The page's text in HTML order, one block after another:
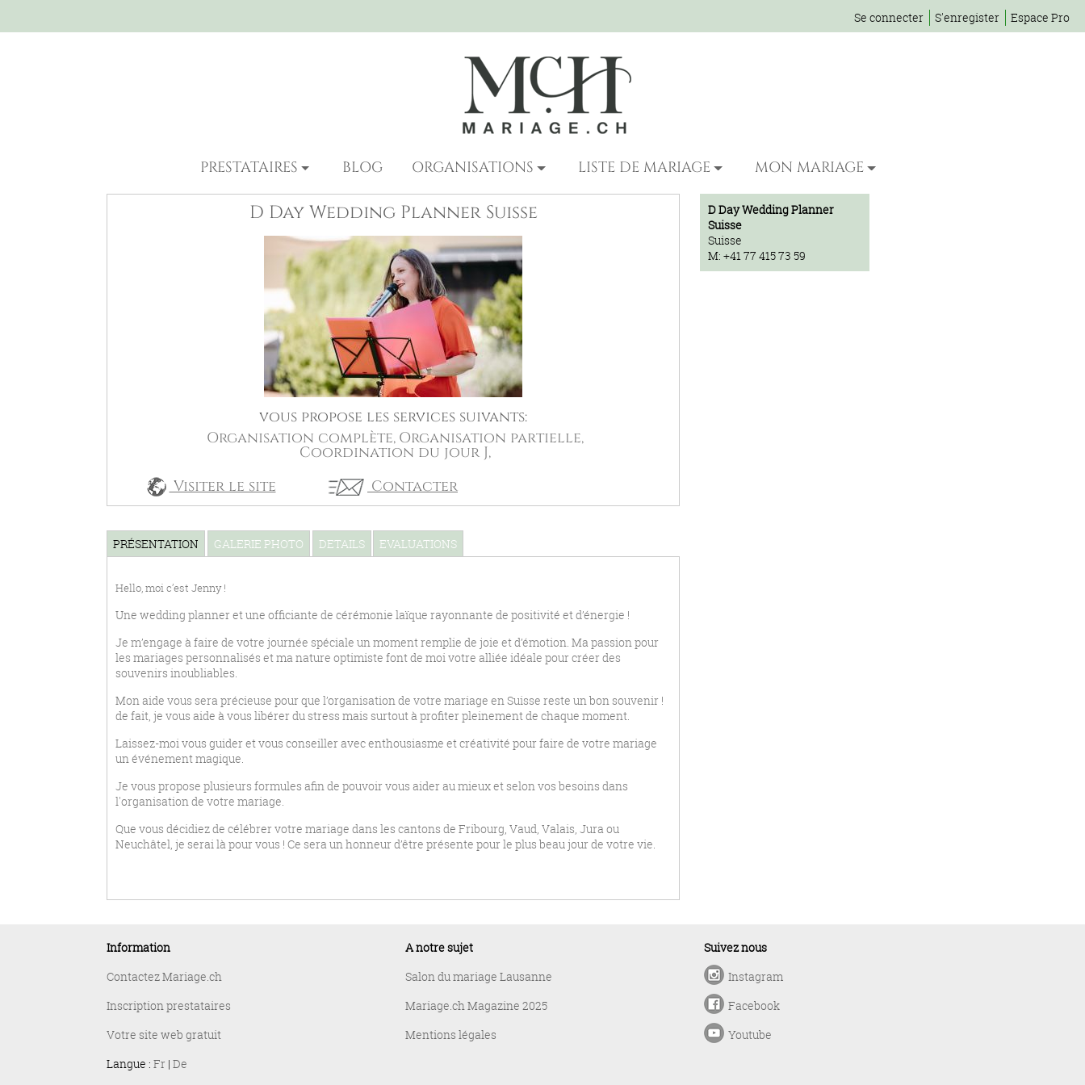
Se connecter S'enregister Espace Pro
PRESTATAIRES BLOG ORGANISATIONS LISTE DE MARIAGE MON MARIAGE
D Day Wedding Planner Suisse
vous propose les services suivants:
Organisation complète, Organisation partielle,
Coordination du jour J,
Visiter le site
Contacter
PRÉSENTATION GALERIE PHOTO DETAILS EVALUATIONS
Hello, moi c’est Jenny !
Une wedding planner et une officiante de cérémonie laïque rayonnante de positivité et d’énergie !
Je m’engage à faire de votre journée spéciale un moment remplie de joie et d’émotion. Ma passion pour
les mariages personnalisés et ma nature optimiste font de moi votre alliée idéale pour créer des
souvenirs inoubliables.
Mon aide vous sera précieuse pour que l’organisation de votre mariage en Suisse reste un bon souvenir !
de fait, je vous aide à vous libérer du stress mais surtout à profiter pleinement de chaque moment.
Laissez-moi vous guider et vous conseiller avec enthousiasme et créativité pour faire de votre mariage
un événement magique.
Je vous propose plusieurs formules afin de pouvoir vous aider au mieux et selon vos besoins dans
l'organisation de votre mariage.
Que vous décidiez de célébrer votre mariage dans les cantons de Fribourg, Vaud, Valais, Jura ou
Neuchâtel, je serai là pour vous ! Ce sera un honneur d’être présente pour le plus beau jour de votre vie.
D Day Wedding Planner
Suisse
Suisse
M: +41 77 415 73 59
Information
Contactez Mariage.ch
Inscription prestataires
Votre site web gratuit
Langue : Fr | De
A notre sujet
Salon du mariage Lausanne
Mariage.ch Magazine 2025
Mentions légales
Suivez nous
Instagram
Facebook
Youtube